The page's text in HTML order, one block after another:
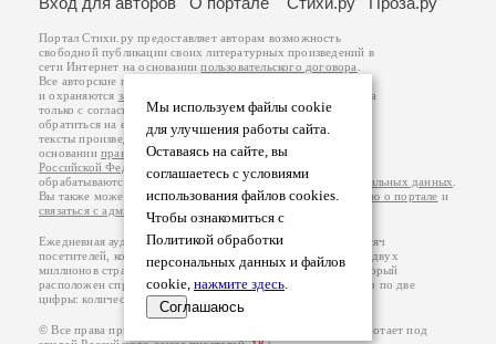
Мы используем файлы cookie
для улучшения работы сайта.
Оставаясь на сайте, вы
соглашаетесь с условиями
использования файлов cookies.
Чтобы ознакомиться с
Политикой обработки
персональных данных и файлов
cookie, нажмите здесь.
Соглашаюсь
Портал Стихи.ру предоставляет авторам возможность
свободной публикации своих литературных произведений в
сети Интернет на основаниипользовательского договора
Все авторские права на произведения принадлежат авторам
и охраняются законом
. Перепечатка произведений возможна
только с согласия его автора, к которому вы можете
обратиться на его авторской странице. Ответственность за
тексты произведений авторы несут самостоятельно на
основанииправил публикацииизаконодательства
Российской Федерации
обрабатываются на основанииПолитики обработки персональных данных
Вы также можете посмотреть более подробнуюинформацию о портале и
связаться с администрацией
Ежедневная аудитория портала Стихи.ру – порядка 200 тысяч
посетителей, которые в общей сумме просматривают более двух
миллионов страниц по данным счетчика посещаемости, который
расположен справа от этого текста. В каждой графе указано по две
цифры: количество просмотров и количество посетителей.
© Все права принадлежат авторам, 2000-2026. Портал работает под